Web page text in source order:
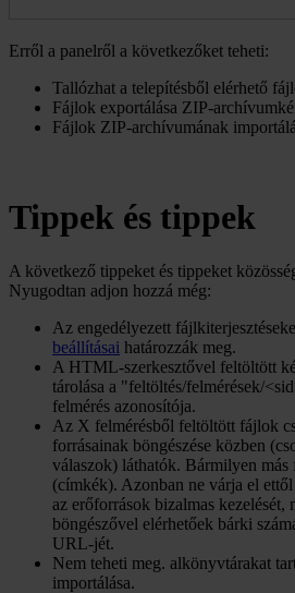
Erről a panelről a következőket teheti:
Tallózhat a telepítésből elérhető
Fájlok exportálása ZIP-
Fájlok ZIP-archívumának
Tippek és tippek
A következő tippeket és tippeket
Nyugodtan adjon hozzá még:
Az engedélyezett
beállításai határozzák meg.
A HTML-szerkesztővel feltöltött
tárolása a "feltöltés/felmérések/
felmérés azonosítója.
Az X felmérésből feltöltött fájlok
forrásainak böngészése közben
válaszok) láthatók. Bármilyen más
(címkék). Azonban ne várja el
az erőforrások bizalmas kezelését,
böngészővel elérhetőek bárki
URL-jét.
Nem teheti meg. alkönyvtárakat
importálása.